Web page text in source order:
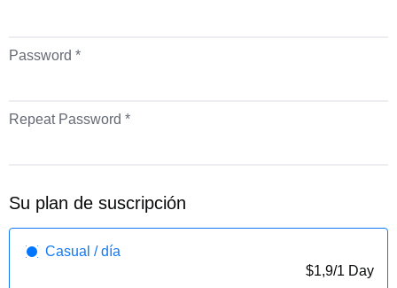
Password *
Repeat Password *
Su plan de suscripción
Casual / día
$1,9/1 Day